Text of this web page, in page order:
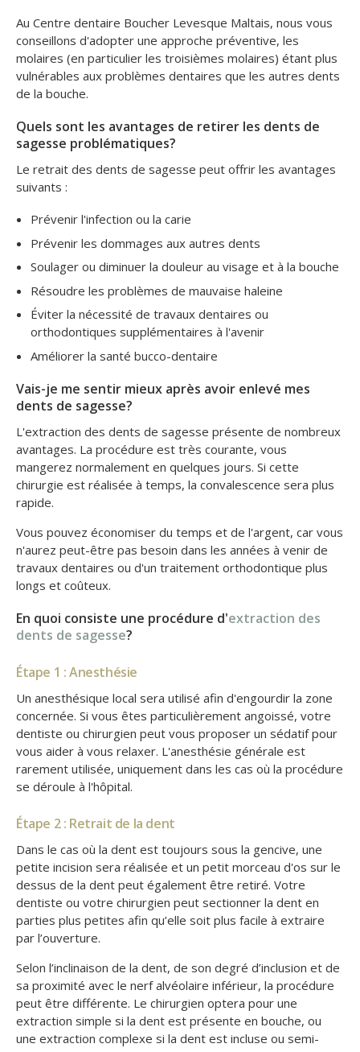
Au Centre dentaire Boucher Levesque Maltais, nous vous
conseillons d'adopter une approche préventive, les
molaires (en particulier les troisièmes molaires) étant plus
vulnérables aux problèmes dentaires que les autres dents
de la bouche.
Quels sont les avantages de retirer les dents de
sagesse problématiques?
Le retrait des dents de sagesse peut offrir les avantages
suivants :
Prévenir l'infection ou la carie
Prévenir les dommages aux autres dents
Soulager ou diminuer la douleur au visage et à la bouche
Résoudre les problèmes de mauvaise haleine
Éviter la nécessité de travaux dentaires ou
orthodontiques supplémentaires à l'avenir
Améliorer la santé bucco-dentaire
Vais-je me sentir mieux après avoir enlevé mes
dents de sagesse?
L'extraction des dents de sagesse présente de nombreux
avantages. La procédure est très courante, vous
mangerez normalement en quelques jours. Si cette
chirurgie est réalisée à temps, la convalescence sera plus
rapide.
Vous pouvez économiser du temps et de l'argent, car vous
n'aurez peut-être pas besoin dans les années à venir de
travaux dentaires ou d'un traitement orthodontique plus
longs et coûteux.
En quoi consiste une procédure d'extraction des
dents de sagesse?
Étape 1 : Anesthésie
Un anesthésique local sera utilisé afin d'engourdir la zone
concernée. Si vous êtes particulièrement angoissé, votre
dentiste ou chirurgien peut vous proposer un sédatif pour
vous aider à vous relaxer. L'anesthésie générale est
rarement utilisée, uniquement dans les cas où la procédure
se déroule à l'hôpital.
Étape 2 : Retrait de la dent
Dans le cas où la dent est toujours sous la gencive, une
petite incision sera réalisée et un petit morceau d'os sur le
dessus de la dent peut également être retiré. Votre
dentiste ou votre chirurgien peut sectionner la dent en
parties plus petites afin qu’elle soit plus facile à extraire
par l’ouverture.
Selon l’inclinaison de la dent, de son degré d’inclusion et de
sa proximité avec le nerf alvéolaire inférieur, la procédure
peut être différente. Le chirurgien optera pour une
extraction simple si la dent est présente en bouche, ou
une extraction complexe si la dent est incluse ou semi-